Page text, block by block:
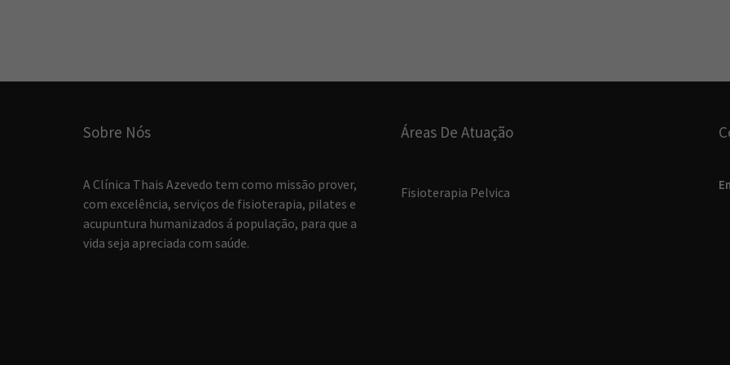
Sobre Nós
A Clínica Thais Azevedo tem como missão prover,
com excelência, serviços de fisioterapia, pilates e
acupuntura humanizados á população, para que a
vida seja apreciada com saúde.
Áreas De Atuação
Fisioterapia Pelvica